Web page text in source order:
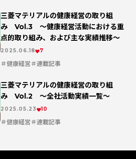
三菱マテリアルの健康経営の取り組
み Vol.3 ～健康経営活動における重
点的取り組み、および主な実績推移～
2025.06.18 7
健康経営 連載記事
三菱マテリアルの健康経営の取り組
み Vol.2 ～全社活動実績一覧～
2025.05.23 10
健康経営 連載記事